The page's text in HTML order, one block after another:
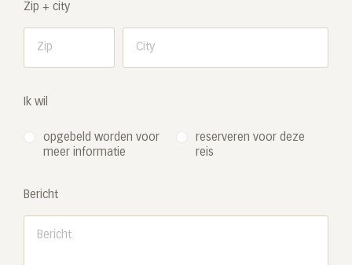
Zip + city
Ik wil
opgebeld worden voor
meer informatie
reserveren voor deze
reis
Bericht